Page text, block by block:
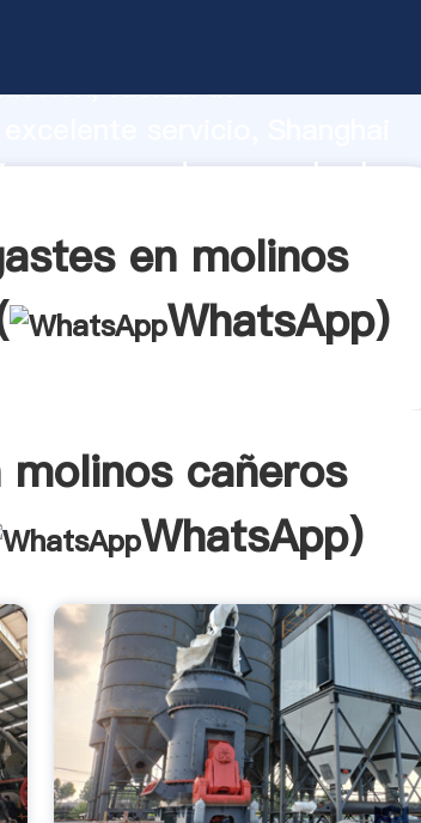
fuerza de
proveedor crea el valor y
en molinos
WhatsApp)
cañeros
WhatsApp)